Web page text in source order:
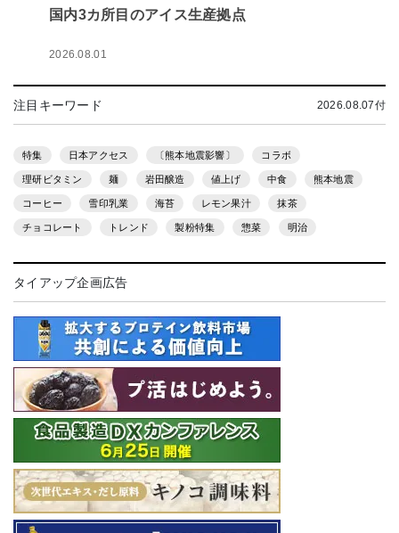
国内3カ所目のアイス生産拠点
2026.08.01
注目キーワード 2026.08.07付
特集 日本アクセス 〔熊本地震影響〕 コラボ
理研ビタミン 麺 岩田醸造 値上げ 中食 熊本地震
コーヒー 雪印乳業 海苔 レモン果汁 抹茶
チョコレート トレンド 製粉特集 惣菜 明治
タイアップ企画広告